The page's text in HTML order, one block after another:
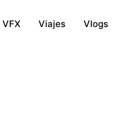
VFX Viajes Vlogs